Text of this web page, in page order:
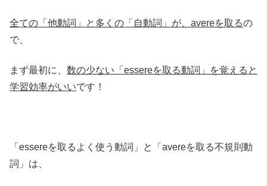
全ての「他動詞」と多くの「自動詞」が、avereを取るの
で、
まず最初に、 数の少ない「essereを取る動詞」を覚えると
学習効率がいいです！
「essereを取るよく使う動詞」と「avereを取る不規則動
詞」は、